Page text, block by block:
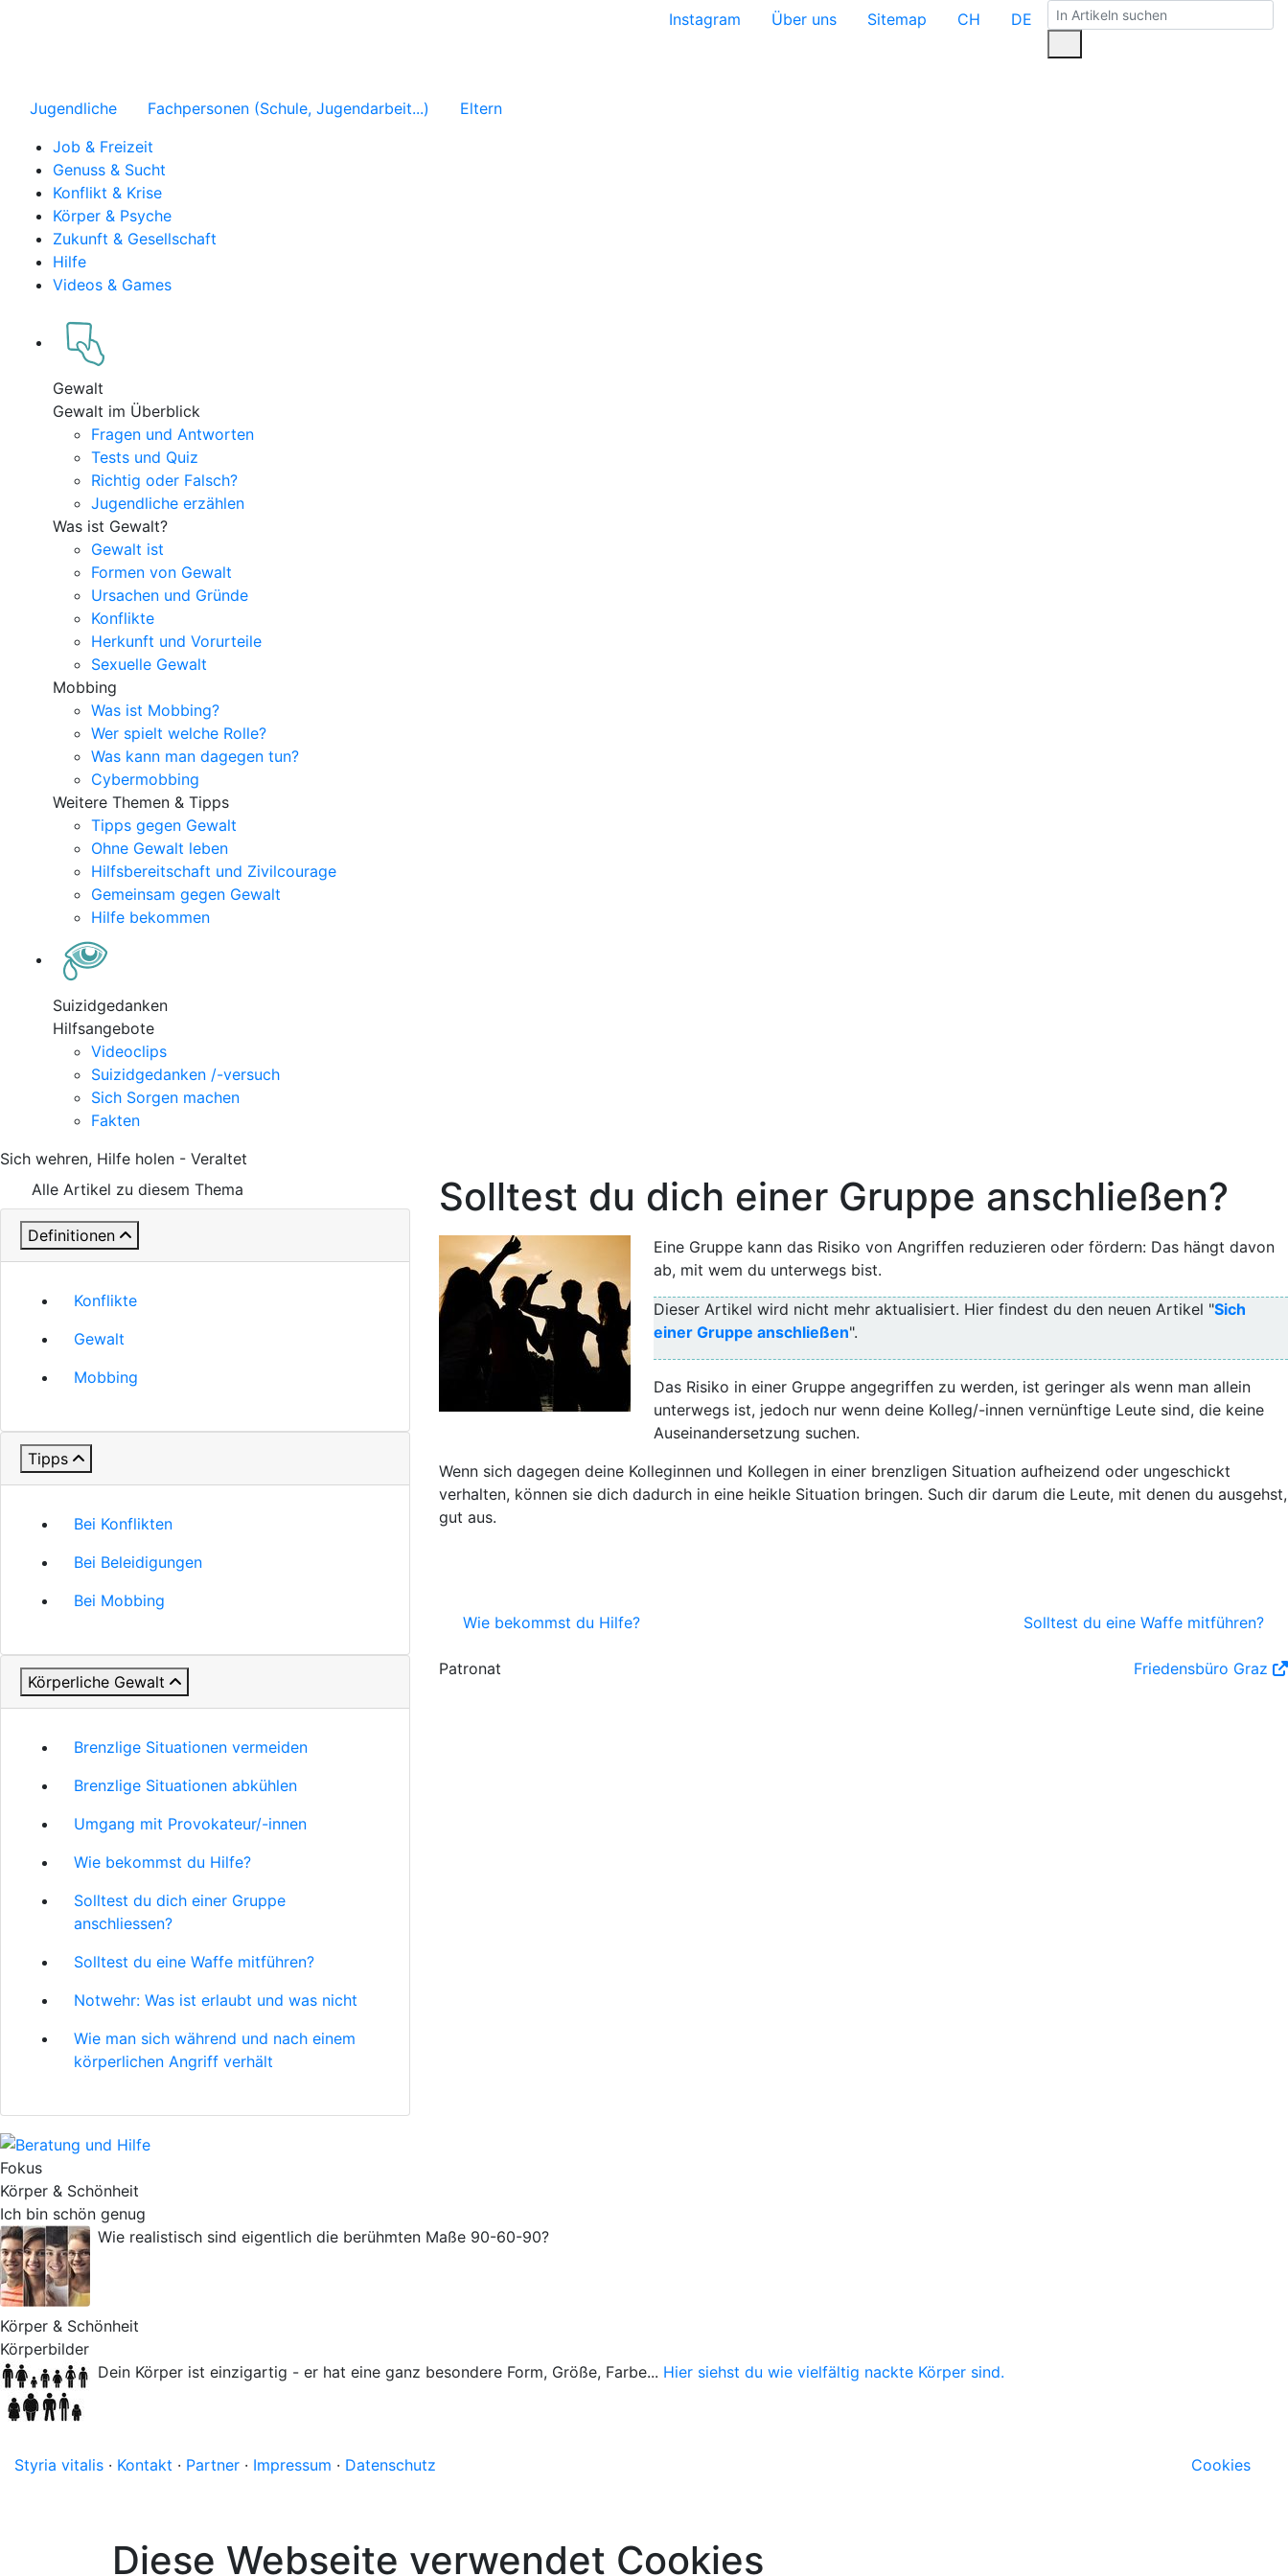
Instagram Über uns Sitemap CH DE
Jugendliche Fachpersonen (Schule, Jugendarbeit...)
Eltern
Job & Freizeit
Genuss & Sucht
Konflikt & Krise
Körper & Psyche
Zukunft & Gesellschaft
Hilfe
Videos & Games
Gewalt
Gewalt im Überblick
Fragen und Antworten
Tests und Quiz
Richtig oder Falsch?
Jugendliche erzählen
Was ist Gewalt?
Gewalt ist
Formen von Gewalt
Ursachen und Gründe
Konflikte
Herkunft und Vorurteile
Sexuelle Gewalt
Mobbing
Was ist Mobbing?
Wer spielt welche Rolle?
Was kann man dagegen tun?
Cybermobbing
Weitere Themen & Tipps
Tipps gegen Gewalt
Ohne Gewalt leben
Hilfsbereitschaft und Zivilcourage
Gemeinsam gegen Gewalt
Hilfe bekommen
Suizidgedanken
Hilfsangebote
Videoclips
Suizidgedanken /-versuch
Sich Sorgen machen
Fakten
Sich wehren, Hilfe holen - Veraltet
Alle Artikel zu diesem Thema
Definitionen
Konflikte
Gewalt
Mobbing
Tipps
Bei Konflikten
Bei Beleidigungen
Bei Mobbing
Körperliche Gewalt
Brenzlige Situationen vermeiden
Brenzlige Situationen abkühlen
Umgang mit Provokateur/-innen
Wie bekommst du Hilfe?
Solltest du dich einer Gruppe
anschliessen?
Solltest du eine Waffe mitführen?
Notwehr: Was ist erlaubt und was nicht
Wie man sich während und nach einem
körperlichen Angriff verhält
Solltest du dich einer Gruppe anschließen?
Eine Gruppe kann das Risiko von Angriffen reduzieren oder fördern: Das hängt davon
ab, mit wem du unterwegs bist.
Dieser Artikel wird nicht mehr aktualisiert. Hier findest du den neuen Artikel "Sich
einer Gruppe anschließen".
Das Risiko in einer Gruppe angegriffen zu werden, ist geringer als wenn man allein
unterwegs ist, jedoch nur wenn deine Kolleg/-innen vernünftige Leute sind, die keine
Auseinandersetzung suchen.
Wenn sich dagegen deine Kolleginnen und Kollegen in einer brenzligen Situation aufheizend oder ungeschickt
verhalten, können sie dich dadurch in eine heikle Situation bringen. Such dir darum die Leute, mit denen du ausgehst,
gut aus.
Wie bekommst du Hilfe? Solltest du eine Waffe mitführen?
Patronat Friedensbüro Graz
Fokus
Körper & Schönheit
Ich bin schön genug
Wie realistisch sind eigentlich die berühmten Maße 90-60-90?
Körper & Schönheit
Körperbilder
Dein Körper ist einzigartig - er hat eine ganz besondere Form, Größe, Farbe... Hier siehst du wie vielfältig nackte Körper sind.
Styria vitalis · Kontakt · Partner · Impressum · Datenschutz Cookies
Diese Webseite verwendet Cookies